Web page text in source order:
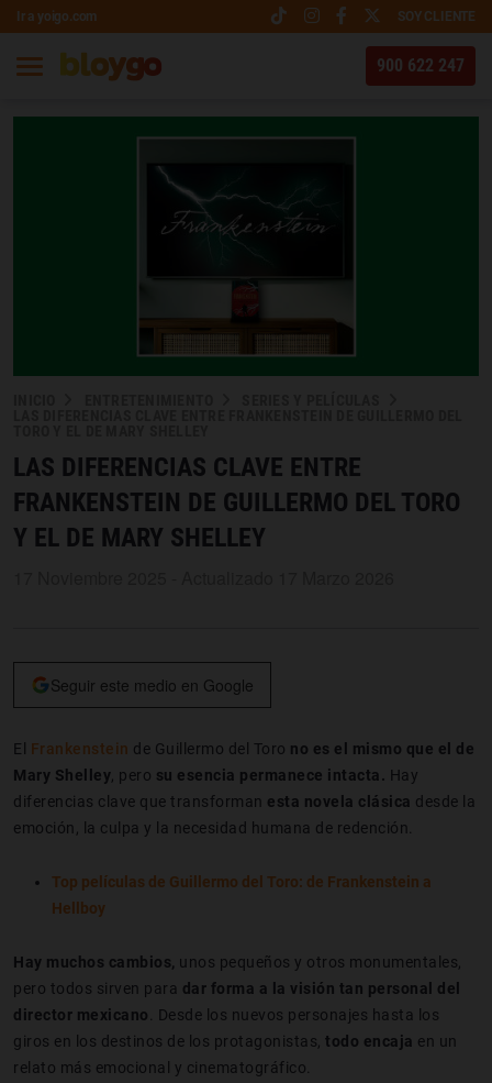
Ir a yoigo.com SOY CLIENTE
900 622 247
LAS DIFERENCIAS CLAVE ENTRE
FRANKENSTEIN DE GUILLERMO DEL TORO
Y EL DE MARY SHELLEY
Seguir este medio en Google
El Frankenstein de Guillermo del Toro no es el mismo que el de
Mary Shelley , pero su esencia permanece intacta. Hay
diferencias clave que transforman esta novela clásica desde la
emoción, la culpa y la necesidad humana de redención.
Top películas de Guillermo del Toro: de Frankenstein a
Hellboy
Hay muchos cambios, unos pequeños y otros monumentales,
pero todos sirven para dar forma a la visión tan personal del
director mexicano . Desde los nuevos personajes hasta los
giros en los destinos de los protagonistas, todo encaja en un
relato más emocional y cinematográfico.